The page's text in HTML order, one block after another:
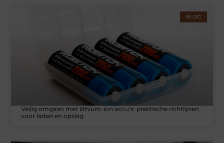
BLOG
Veilig omgaan met lithium-ion accu's: praktische richtlijnen
voor laden en opslag